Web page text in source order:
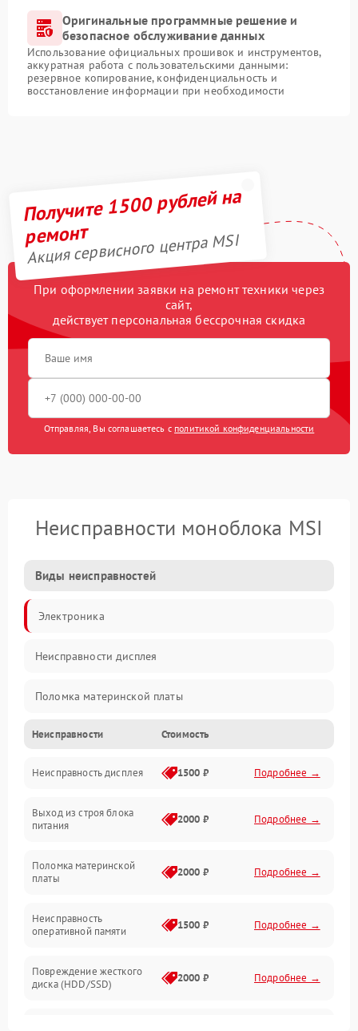
Оригинальные программные решение и
безопасное обслуживание данных
Использование официальных прошивок и инструментов,
аккуратная работа с пользовательскими данными:
резервное копирование, конфиденциальность и
восстановление информации при необходимости
Получите 1500 рублей на
ремонт
Акция сервисного центра MSI
При оформлении заявки на ремонт техники через
сайт,
действует персональная бессрочная скидка
Отправляя, Вы соглашаетесь с политикой конфиденциальности
Неисправности моноблока MSI
Виды неисправностей
Электроника
Неисправности дисплея
Поломка материнской платы
Неисправность системы охлаждения
Неисправность BIOS
Повреждение корпуса
Повреждение разъёмов (USB, HDMI и др.)
Поломка видеокарты
Неисправности Стоимость
Неисправность дисплея 1500 ₽ Подробнее →
Выход из строя блока
питания
2000 ₽ Подробнее →
Поломка материнской
платы
2000 ₽ Подробнее →
Неисправность
оперативной памяти
1500 ₽ Подробнее →
Повреждение жесткого
диска (HDD/SSD)
2000 ₽ Подробнее →